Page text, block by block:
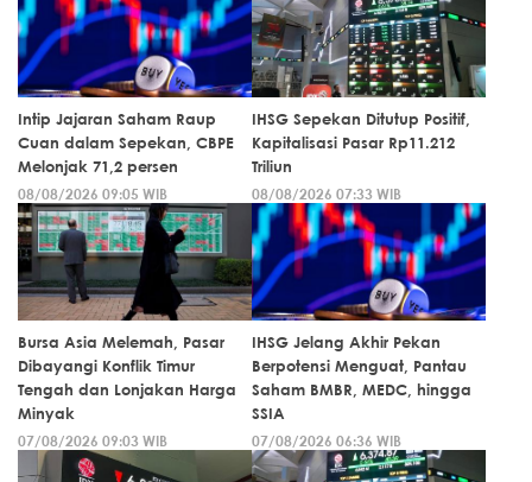
Intip Jajaran Saham Raup
Cuan dalam Sepekan, CBPE
Melonjak 71,2 persen
08/08/2026 09:05 WIB
IHSG Sepekan Ditutup Positif,
Kapitalisasi Pasar Rp11.212
Triliun
08/08/2026 07:33 WIB
Bursa Asia Melemah, Pasar
Dibayangi Konflik Timur
Tengah dan Lonjakan Harga
Minyak
07/08/2026 09:03 WIB
IHSG Jelang Akhir Pekan
Berpotensi Menguat, Pantau
Saham BMBR, MEDC, hingga
SSIA
07/08/2026 06:36 WIB